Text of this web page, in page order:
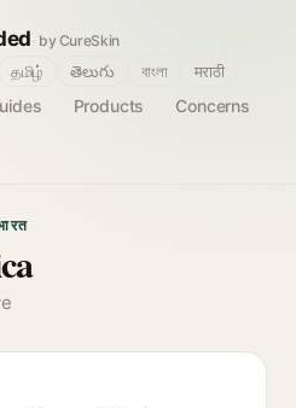
by CureSkin
Products
Concerns
தமிழ் తెలుగు বাংলা मराठी